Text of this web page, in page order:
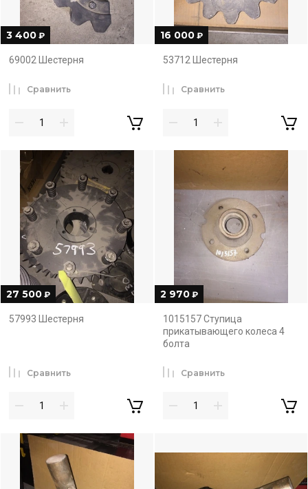
3 400 ₽
69002 Шестерня
Сравнить
16 000 ₽
53712 Шестерня
Сравнить
27 500 ₽
57993 Шестерня
Сравнить
2 970 ₽
1015157 Ступица
прикатывающего колеса 4
болта
Сравнить